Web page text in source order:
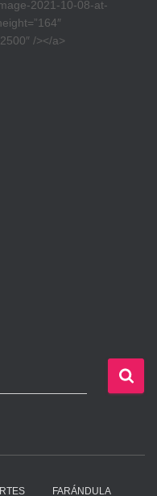
2021-10-08-at-
/></a>
FARÁNDULA